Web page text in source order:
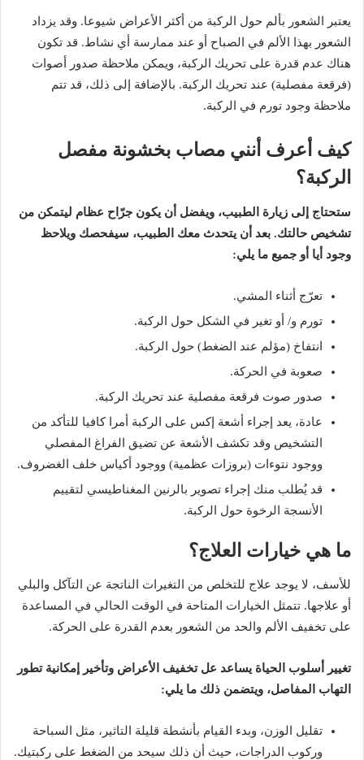
يعتبر الشعور بألم حول الركبة من أكثر الأعراض شيوعا. وقد يزداد
الشعور بهذا الألم في الصباح أو عند ممارسة أي نشاط. قد تكون
هناك عدم قدرة على تحريك الركبة، ويمكن ملاحظة صدور
أصوات
(فرقعة مفصلية) عند تحريك الركبة. بالإضافة إلى ذلك، قد تتم
ملاحظة وجود تورم في الركبة.
كيف أعرف أنني مصاب بخشونة مفصل
الركبة؟
ستحتاج إلى زيارة الطبيب، ويفضل أن يكون جرّاح عظام ليتمكن من
تشخيص حالتك. بعد أن يتحدث معك الطبيب، سيفحصك ويلاحظ
وجود أيا أو جميع ما يلي:
تعرّج أثناء المشي.
تورم و/ أو تغير في الشكل حول الركبة.
انتفاخ (مؤلم عند الضغط) حول الركبة.
صعوبة في الحركة.
صدور صوت فرقعة مفصلية عند تحريك الركبة.
عادة، يعد إجراء أشعة إكس على الركبة أمرا كافيا للتأكد من
التشخيص وقد تكشف الأشعة عن تضيق الفراغ
المفصلي
ووجود نتوءات (بروزات عظمية) ووجود أكياس خلف الغضروف.
قد يُطلب منك إجراء تصوير بالرنين المغناطيسي لتقييم
الأنسجة
الرخوة حول الركبة.
ما هي خيارات العلاج؟
للأسف، لا يوجد علاج للتخلص من التغيرات الناتجة عن التآكل والبلي
أو علاجها. تتمثل الخيارات المتاحة في الوقت الحالي في
المساعدة
على تخفيف الألم والحد من الشعور بعدم القدرة على الحركة.
تغيير أسلوب الحياة يساعد عل تخفيف الأعراض وتأخير إمكانية تطور
التهاب
المفاصل، ويتضمن ذلك ما يلي:
تقليل الوزن، وبدء القيام بأنشطة قليلة التاثير، مثل
السباحة
وركوب
الدراجات، حيث أن ذلك سيحد من الضغط على ركبتيك.